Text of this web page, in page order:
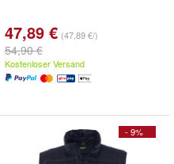
47,89 € (47,89 €/)
54,90 €
Kostenloser Versand
- 9%